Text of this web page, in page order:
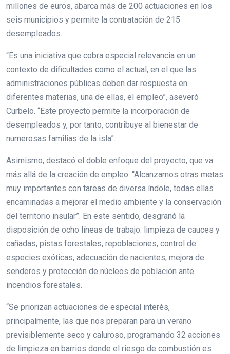
millones de euros, abarca más de 200 actuaciones en los
seis municipios y permite la contratación de 215
desempleados.
“Es una iniciativa que cobra especial relevancia en un
contexto de dificultades como el actual, en el que las
administraciones públicas deben dar respuesta en
diferentes materias, una de ellas, el empleo”, aseveró
Curbelo. “Este proyecto permite la incorporación de
desempleados y, por tanto, contribuye al bienestar de
numerosas familias de la isla”.
Asimismo, destacó el doble enfoque del proyecto, que va
más allá de la creación de empleo. “Alcanzamos otras metas
muy importantes con tareas de diversa índole, todas ellas
encaminadas a mejorar el medio ambiente y la conservación
del territorio insular”. En este sentido, desgranó la
disposición de ocho líneas de trabajo: limpieza de cauces y
cañadas, pistas forestales, repoblaciones, control de
especies exóticas, adecuación de nacientes, mejora de
senderos y protección de núcleos de población ante
incendios forestales.
“Se priorizan actuaciones de especial interés,
principalmente, las que nos preparan para un verano
previsiblemente seco y caluroso, programando 32 acciones
de limpieza en barrios donde el riesgo de combustión es